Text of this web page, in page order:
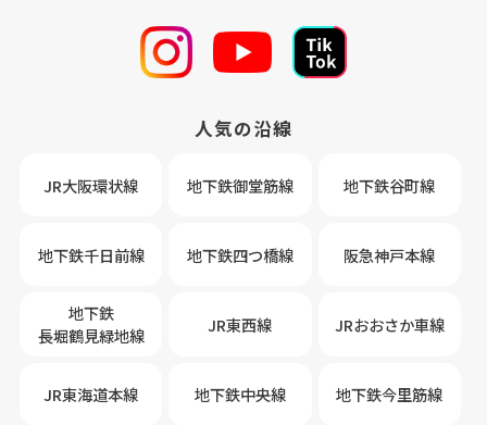
人気の沿線
JR大阪環状線 地下鉄御堂筋線 地下鉄谷町線
地下鉄千日前線 地下鉄四つ橋線 阪急神戸本線
地下鉄
長堀鶴見緑地線
JR東西線 JRおおさか車線
JR東海道本線 地下鉄中央線 地下鉄今里筋線